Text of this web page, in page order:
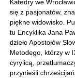
Katedry we
się z pasjonatów,
piękne widowisko.
tu Encyklika Jana
dzieło Apostołów
Metodego, którzy w
cyrylicą,
przynieśli